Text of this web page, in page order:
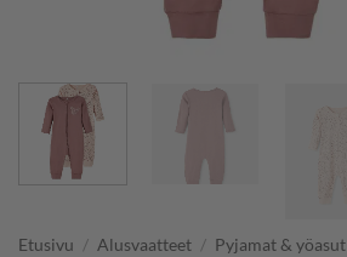
Etusivu / Alusvaatteet / Pyjamat & yöasut